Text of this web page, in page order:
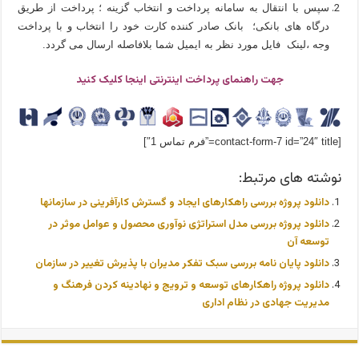
سپس با انتقال به سامانه پرداخت و انتخاب گزینه ؛ پرداخت از طریق
درگاه های بانکی؛ بانک صادر کننده کارت خود را انتخاب و با پرداخت
وجه ،لینک فایل مورد نظر به ایمیل شما بلافاصله ارسال می گردد.
جهت راهنمای پرداخت اینترنتی اینجا کلیک کنید
[contact-form-7 id=”24″ title=”فرم تماس 1″]
نوشته های مرتبط:
دانلود پروژه بررسی راهکارهای ایجاد و گسترش کارآفرینی در سازمانها
دانلود پروژه بررسی مدل استراتژی نوآوری محصول و عوامل موثر در
توسعه آن
دانلود پایان نامه بررسی سبک تفکر مدیران با پذیرش تغییر در سازمان
دانلود پروژه راهکارهای توسعه و ترویج و نهادینه کردن فرهنگ و
مدیریت جهادی در نظام اداری